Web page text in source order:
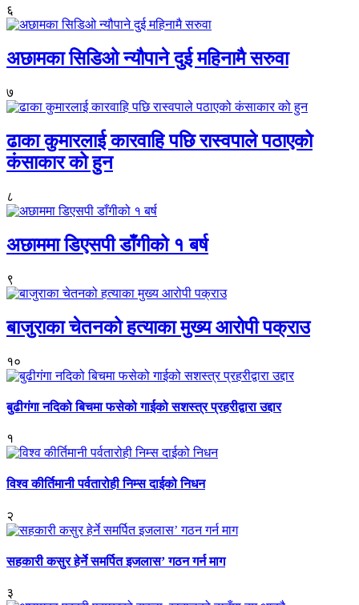
६
अछामका सिडिओ न्यौपाने दुई महिनामै सरुवा
७
ढाका कुमारलाई कारवाहि पछि रास्वपाले पठाएको
कंसाकार को हुन
८
अछाममा डिएसपी डाँगीको १ बर्ष
९
बाजुराका चेतनको हत्याका मुख्य आरोपी पक्राउ
१०
बुढीगंगा नदिको बिचमा फसेको गाईको सशस्त्र प्रहरीद्वारा उद्दार
१
विश्व कीर्तिमानी पर्वतारोही निम्स दाईको निधन
२
सहकारी कसुर हेर्ने समर्पित इजलास’ गठन गर्न माग
३